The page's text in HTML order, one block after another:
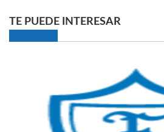
TE PUEDE INTERESAR